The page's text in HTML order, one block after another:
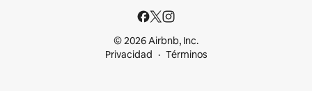
© 2026 Airbnb, Inc.
Privacidad
Términos